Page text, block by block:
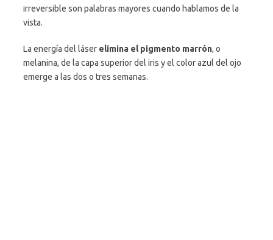
irreversible son palabras mayores cuando hablamos de la
vista.
La energía del láser elimina el pigmento marrón, o
melanina, de la capa superior del iris y el color azul del ojo
emerge a las dos o tres semanas.